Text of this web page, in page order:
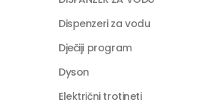
Dispenzeri za vodu
Dječiji program
Dyson
Električni trotineti